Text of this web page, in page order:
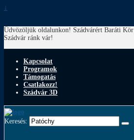
↓
Üdvözöljük oldalunkon! Szádvárért Baráti Kör
Szádvár ránk vár!
Kapcsolat
Programok
Támogatás
Csatlakozz!
Szádvár 3D
Keresés: